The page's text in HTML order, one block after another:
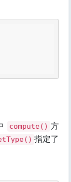
compute() 方
指定了